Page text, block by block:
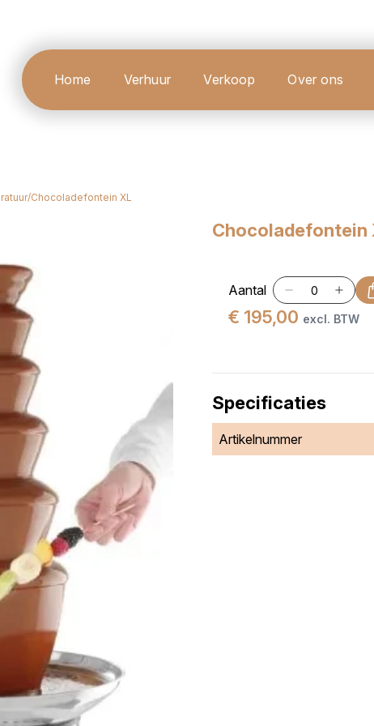
Home Verhuur Verkoop Over ons
/Chocoladefontein XL
Chocoladefontein
Aantal
€ 195,00 excl. BTW
Specificaties
Artikelnummer